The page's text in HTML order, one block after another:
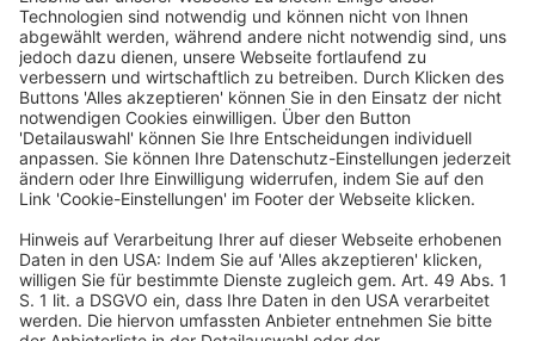
– die vom Kunden gezahlte Einrichtungsgebühr, die dem
Pauschalbetrag entspricht, der für die Einrichtung des
Factoring-Mechanismus entrichtet wurde, und die
insbesondere die Kosten der Maßnahmen im
Zusammenhang mit der Einhaltung der Verpflichtungen
aus den geltenden Geldwäschevorschriften deckt,
die der Factor im Rahmen von Factoring durch
Forderungsverkauf wie des in der Antwort in Nr. 1 des
Tenors genannten oder im Rahmen von Factoring durch
Verpfändung erhält, das dadurch gekennzeichnet ist,
dass der Factor die Einziehung und Beitreibung der
betreffenden Forderungen übernimmt, die zwar nicht